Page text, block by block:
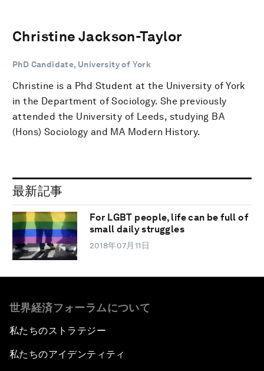
Christine Jackson-Taylor
PhD Candidate, University of York
Christine is a Phd Student at the University of York
in the Department of Sociology. She previously
attended the University of Leeds, studying BA
(Hons) Sociology and MA Modern History.
最新記事
For LGBT people, life can be full of
small daily struggles
2018年07月11日
世界経済フォーラムについて
私たちのストラテジー
私たちのアイデンティティ